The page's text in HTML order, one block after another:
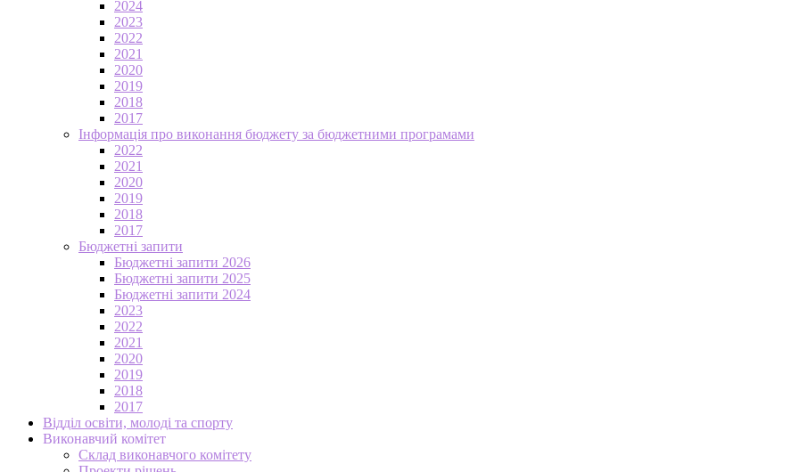
2024
2023
2022
2021
2020
2019
2018
2017
Інформація про виконання бюджету за бюджетними програмами
2022
2021
2020
2019
2018
2017
Бюджетні запити
Бюджетні запити 2026
Бюджетні запити 2025
Бюджетні запити 2024
2023
2022
2021
2020
2019
2018
2017
Відділ освіти, молоді та спорту
Виконавчий комітет
Склад виконавчого комітету